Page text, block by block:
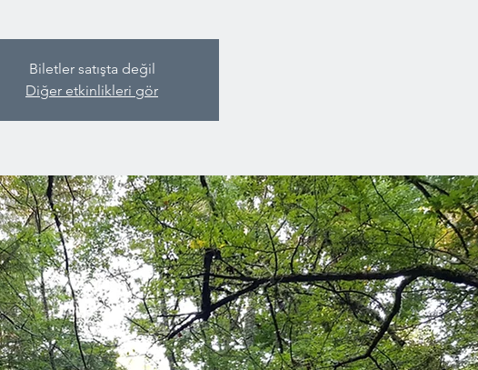
Biletler satışta değil
Diğer etkinlikleri gör